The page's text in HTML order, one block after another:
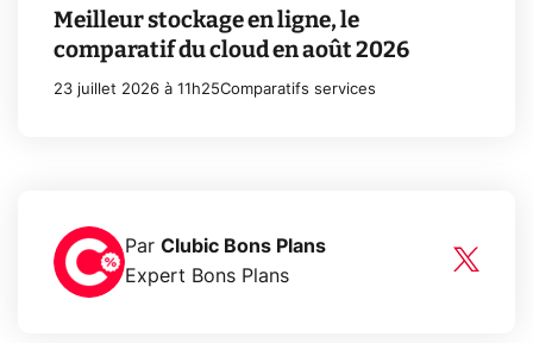
Meilleur stockage en ligne, le
comparatif du cloud en août 2026
23 juillet 2026 à 11h25Comparatifs services
Par Clubic Bons Plans
Expert Bons Plans